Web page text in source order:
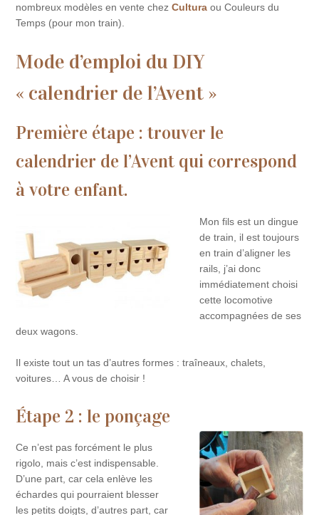
nombreux modèles en vente chezCultura ou Couleurs du
Temps (pour mon train).
Mode d’emploi du DIY
« calendrier de l’Avent »
Première étape : trouver le
calendrier de l’Avent qui correspond
à votre enfant.
Mon fils est un dingue
de train, il est toujours
en train d’aligner les
rails, j’ai donc
immédiatement choisi
cette locomotive
accompagnées de ses
deux wagons.
Il existe tout un tas d’autres formes : traîneaux, chalets,
voitures… A vous de choisir !
Étape 2 : le ponçage
Ce n’est pas forcément le plus
rigolo, mais c’est indispensable.
D’une part, car cela enlève les
échardes qui pourraient blesser
les petits doigts, d’autres part, car